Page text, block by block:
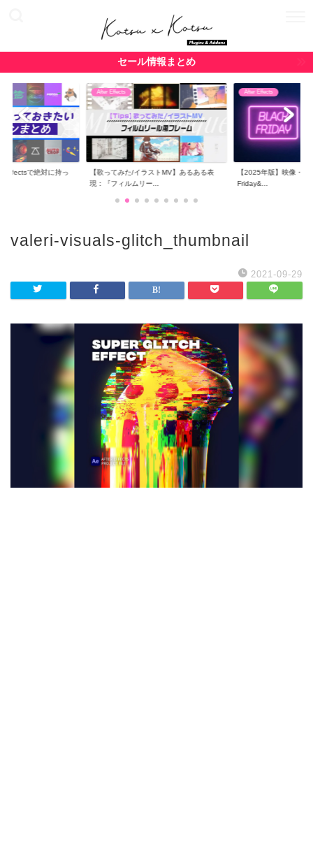
セール情報まとめ
Effectsで絶対に持っ
After Effects
【歌ってみた/イラストMV】あるある表
現：『フィルムリー...
After Effects
【2025年版】映像・
Friday&...
valeri-visuals-glitch_thumbnail
2021-09-29